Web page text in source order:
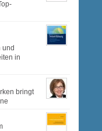
und
in
bringt